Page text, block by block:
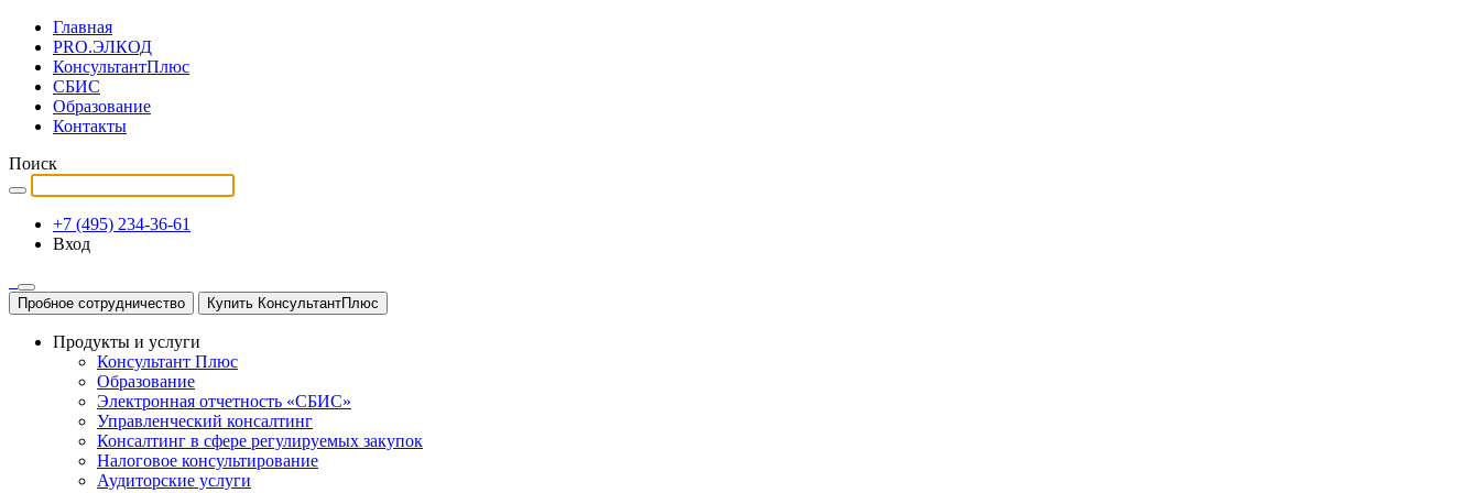
Главная
PRO.ЭЛКОД
КонсультантПлюс
СБИС
Образование
Контакты
Поиск
+7 (495) 234-36-61
Вход
Пробное сотрудничество Купить КонсультантПлюс
Продукты и услуги
Консультант Плюс
Образование
Электронная отчетность «СБИС»
Управленческий консалтинг
Консалтинг в сфере регулируемых закупок
Налоговое консультирование
Аудиторские услуги